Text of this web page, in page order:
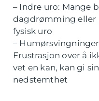
– Indre uro: Mange
dagdrømming eller
fysisk uro
–
Frustrasjon over å
vet en kan, kan gi
nedstemthet